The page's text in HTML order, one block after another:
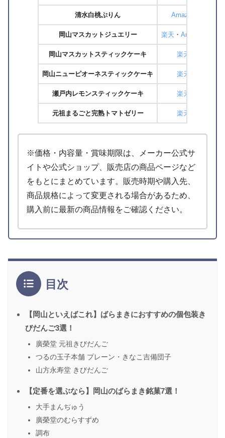
清水白桃ぷりん Amazon
岡山マスカットジュエリー 楽天 ・Amazon
岡山マスカットスティックケーキ 楽天
岡山ニューピオーネスティックケーキ 楽天
瀬戸内レモンスティックケーキ 楽天
元祖まるごと完熟トマトゼリー 楽天
※価格・内容量・賞味期限は、メーカー公式サ
イトや公式ショップ、販売店の商品ページなど
をもとにまとめています。販売時期や購入先、
商品規格によって変更される場合があるため、
購入前に最新の商品情報をご確認ください。
目次
【岡山といえばこれ】ばらまきにおすすめの個包装き
びだんご3選！
廣榮堂 元祖きびだんご
つるの玉子本舗 プレーン・きなこ吉備団子
山方永寿堂 きびだんご
【定番を選ぶなら】岡山のばらまき銘菓7選！
大手まんぢゅう
廣榮堂のむらすずめ
調布